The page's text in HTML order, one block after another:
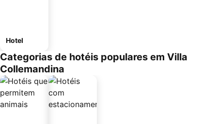
Hotel
Categorias de hotéis populares em Villa
Collemandina